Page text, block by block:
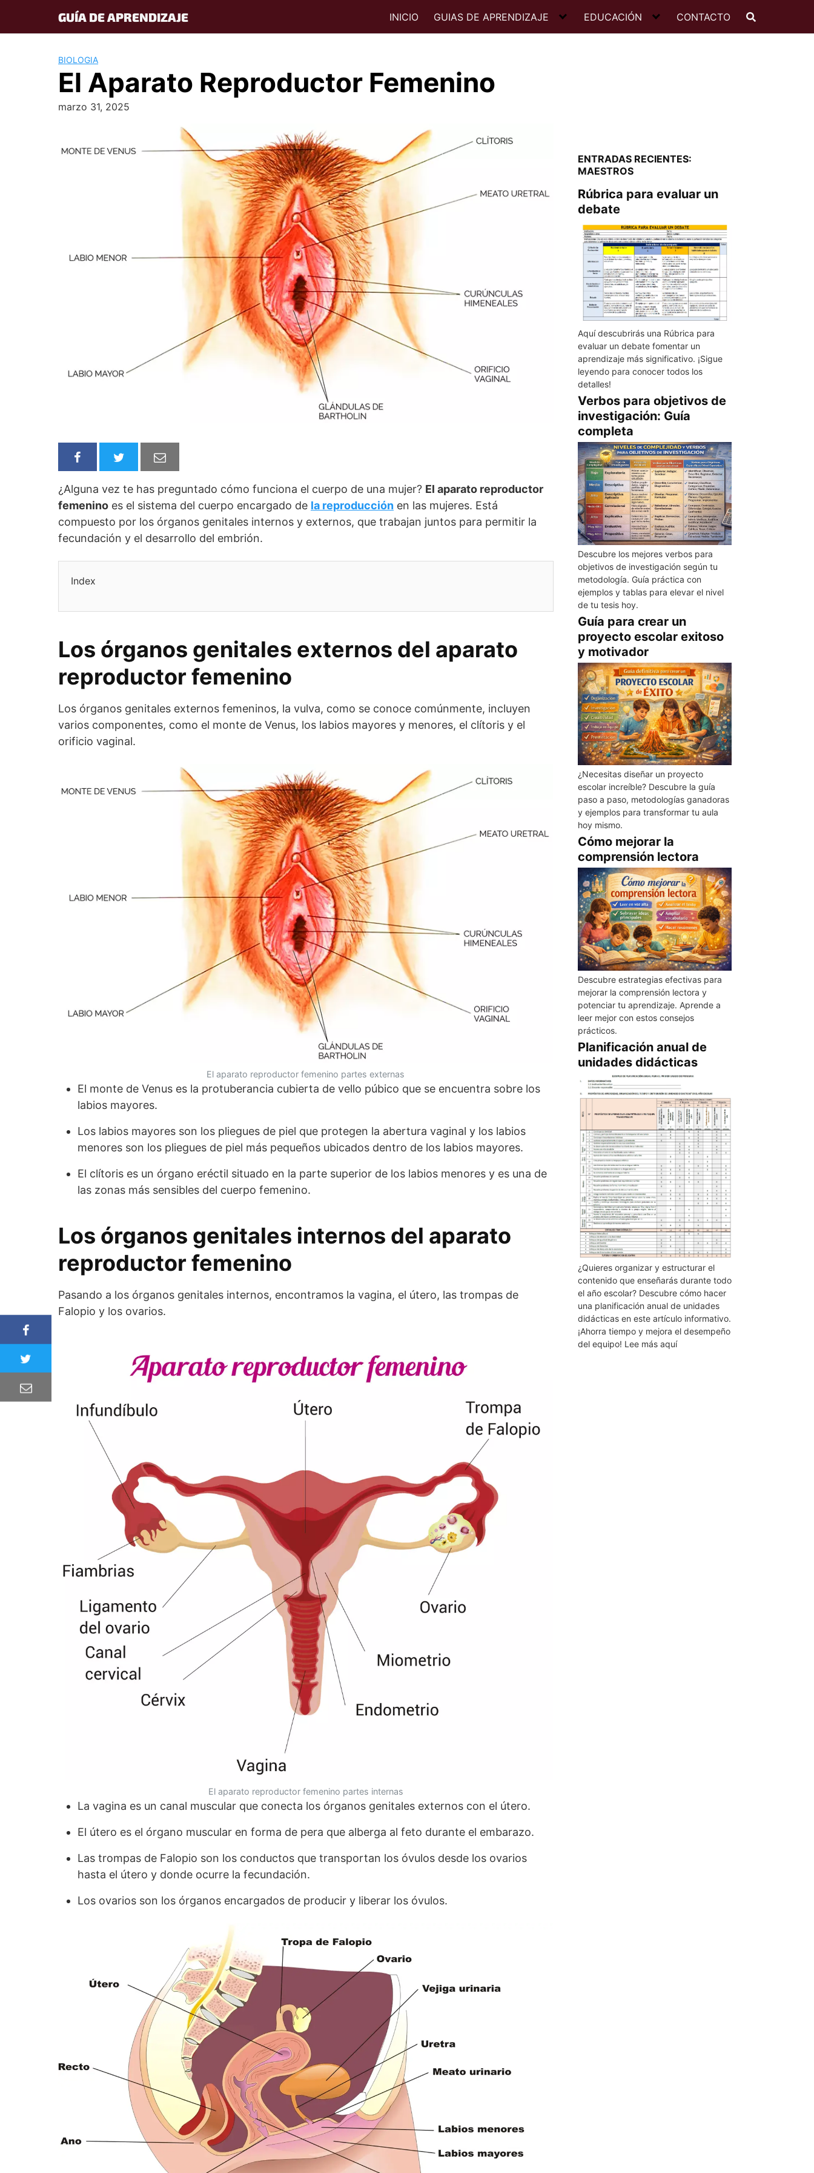
content
GUÍA DE APRENDIZAJE INICIO GUIAS DE APRENDIZAJE EDUCACIÓN CONTACTO
BIOLOGIA
El Aparato Reproductor Femenino
marzo 31, 2025
¿Alguna vez te has preguntado cómo funciona el cuerpo de una mujer? El aparato reproductor
femenino es el sistema del cuerpo encargado de la reproducción en las mujeres. Está
compuesto por los órganos genitales internos y externos, que trabajan juntos para permitir la
fecundación y el desarrollo del embrión.
Index
Los órganos genitales externos del aparato
reproductor femenino
Los órganos genitales externos femeninos, la vulva, como se conoce comúnmente, incluyen
varios componentes, como el monte de Venus, los labios mayores y menores, el clítoris y el
orificio vaginal.
El aparato reproductor femenino partes externas
El monte de Venus es la protuberancia cubierta de vello púbico que se encuentra sobre los
labios mayores.
Los labios mayores son los pliegues de piel que protegen la abertura vaginal y los labios
menores son los pliegues de piel más pequeños ubicados dentro de los labios mayores.
El clítoris es un órgano eréctil situado en la parte superior de los labios menores y es una de
las zonas más sensibles del cuerpo femenino.
Los órganos genitales internos del aparato
reproductor femenino
Pasando a los órganos genitales internos, encontramos la vagina, el útero, las trompas de
Falopio y los ovarios.
El aparato reproductor femenino partes internas
La vagina es un canal muscular que conecta los órganos genitales externos con el útero.
El útero es el órgano muscular en forma de pera que alberga al feto durante el embarazo.
Las trompas de Falopio son los conductos que transportan los óvulos desde los ovarios
hasta el útero y donde ocurre la fecundación.
Los ovarios son los órganos encargados de producir y liberar los óvulos.
ENTRADAS RECIENTES:
MAESTROS
Rúbrica para evaluar un
debate
Aquí descubrirás una Rúbrica para
evaluar un debate fomentar un
aprendizaje más significativo. ¡Sigue
leyendo para conocer todos los
detalles!
Verbos para objetivos de
investigación: Guía
completa
Descubre los mejores verbos para
objetivos de investigación según tu
metodología. Guía práctica con
ejemplos y tablas para elevar el nivel
de tu tesis hoy.
Guía para crear un
proyecto escolar exitoso
y motivador
¿Necesitas diseñar un proyecto
escolar increíble? Descubre la guía
paso a paso, metodologías ganadoras
y ejemplos para transformar tu aula
hoy mismo.
Cómo mejorar la
comprensión lectora
Descubre estrategias efectivas para
mejorar la comprensión lectora y
potenciar tu aprendizaje. Aprende a
leer mejor con estos consejos
prácticos.
Planificación anual de
unidades didácticas
¿Quieres organizar y estructurar el
contenido que enseñarás durante todo
el año escolar? Descubre cómo hacer
una planificación anual de unidades
didácticas en este artículo informativo.
¡Ahorra tiempo y mejora el desempeño
del equipo! Lee más aquí